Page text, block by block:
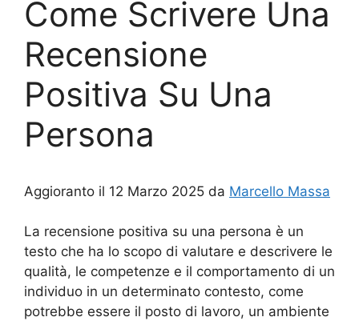
Come Scrivere Una
Recensione
Positiva Su Una
Persona
Aggioranto il 12 Marzo 2025 da Marcello Massa
La recensione positiva su una persona è un
testo che ha lo scopo di valutare e descrivere le
qualità, le competenze e il comportamento di un
individuo in un determinato contesto, come
potrebbe essere il posto di lavoro, un ambiente